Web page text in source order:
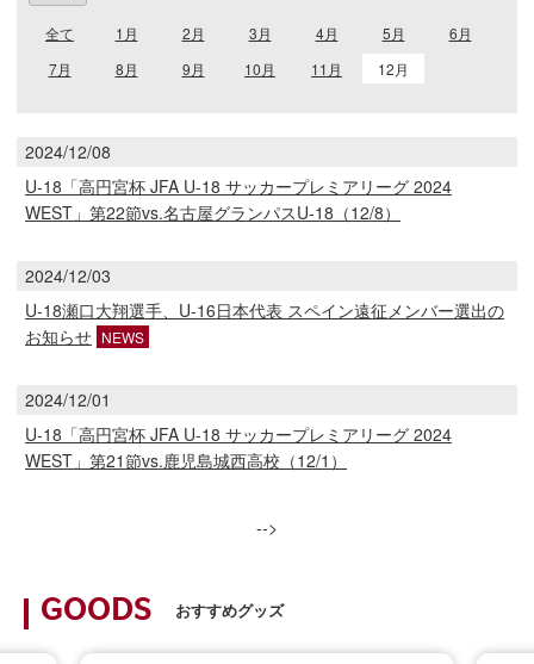
全て 1月 2月 3月 4月 5月
6月
7月
8月 9月 10月 11月 12月
2024/12/08
U-18「高円宮杯 JFA U-18 サッカープレミアリーグ 2024
WEST」第22節vs.名古屋グランパスU-18（12/8）
2024/12/03
U-18瀬口大翔選手、U-16日本代表 スペイン遠征メンバー選出の
お知らせ NEWS
2024/12/01
U-18「高円宮杯 JFA U-18 サッカープレミアリーグ 2024
WEST」第21節vs.鹿児島城西高校（12/1）
-->
GOODS おすすめグッズ